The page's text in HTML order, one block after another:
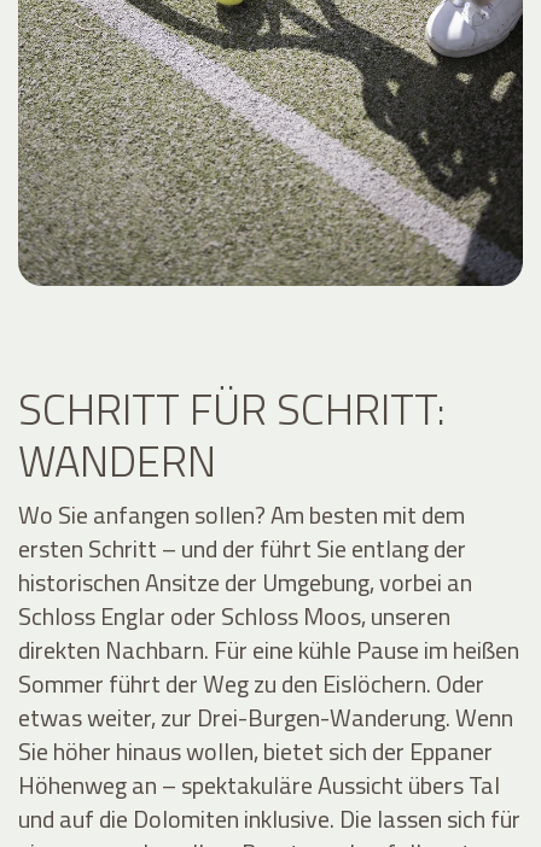
SCHRITT FÜR SCHRITT:
WANDERN
Wo Sie anfangen sollen? Am besten mit dem
ersten Schritt – und der führt Sie entlang der
historischen Ansitze der Umgebung, vorbei an
Schloss Englar oder Schloss Moos, unseren
direkten Nachbarn. Für eine kühle Pause im heißen
Sommer führt der Weg zu den Eislöchern. Oder
etwas weiter, zur Drei-Burgen-Wanderung. Wenn
Sie höher hinaus wollen, bietet sich der Eppaner
Höhenweg an – spektakuläre Aussicht übers Tal
und auf die Dolomiten inklusive. Die lassen sich für